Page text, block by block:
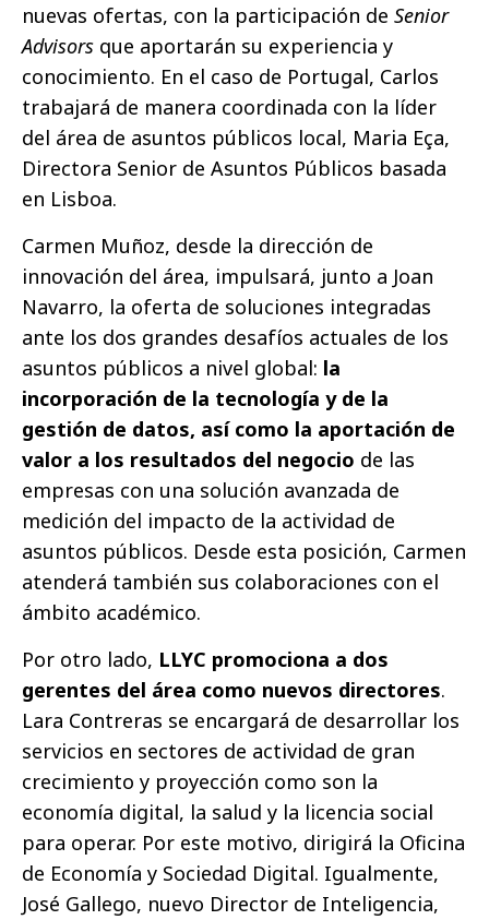
nuevas ofertas, con la participación de Senior
Advisors que aportarán su experiencia y
conocimiento. En el caso de Portugal, Carlos
trabajará de manera coordinada con la líder
del área de asuntos públicos local, Maria Eça,
Directora Senior de Asuntos Públicos basada
en Lisboa.
Carmen Muñoz, desde la dirección de
innovación del área, impulsará, junto a Joan
Navarro, la oferta de soluciones integradas
ante los dos grandes desafíos actuales de los
asuntos públicos a nivel global: la
incorporación de la tecnología y de la
gestión de datos, así como la aportación de
valor a los resultados del negocio de las
empresas con una solución avanzada de
medición del impacto de la actividad de
asuntos públicos. Desde esta posición, Carmen
atenderá también sus colaboraciones con el
ámbito académico.
Por otro lado, LLYC promociona a dos
gerentes del área como nuevos directores.
Lara Contreras se encargará de desarrollar los
servicios en sectores de actividad de gran
crecimiento y proyección como son la
economía digital, la salud y la licencia social
para operar. Por este motivo, dirigirá la Oficina
de Economía y Sociedad Digital. Igualmente,
José Gallego, nuevo Director de Inteligencia,